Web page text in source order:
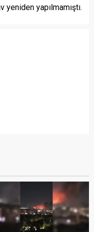
yeniden yapılmamıştı.